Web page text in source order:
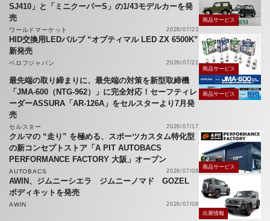
SJ410」と「ミニクーパーS」の1/43モデルカーを発
売
ワールドマーケット 2026/07/23
商品サービス
HID交換用LEDバルブ “オプティマル LED ZX 6500K”
新発売
ベロフジャパン
2026/07/21
商品サービス
最先端の取り締まりに、最先端の対策を新型取締機
「JMA-600（NTG-962）」に完全対応！セーフティレ
ーダーASSURA「AR-126A」をセルスターより7月発
売
セルスター 2026/07/17
商品サービス
クルマの “走り” を極める、スポーツカスタム特化型
の新コンセプトストア「A PIT AUTOBACS
PERFORMANCE FACTORY 大阪」オープン
AUTOBACS 2026/07/08
商品サービス
AWIN、ジムニーシエラ ジムニーノマド GOZEL
ボディキットを発売
AWIN
2026/07/08
出展情報